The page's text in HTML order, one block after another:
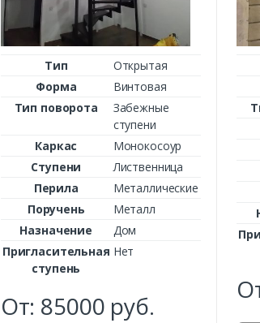
Заказать
Ваше имя*
Тип
Открытая
Форма
Винтовая
Тип поворота
Забежные
ступени
Каркас
Монокосоур
Ступени
Лиственница
Перила
Металлические
Поручень
Металл
Назначение
Дом
Пригласительная
ступень
Нет
От: 85000 руб.